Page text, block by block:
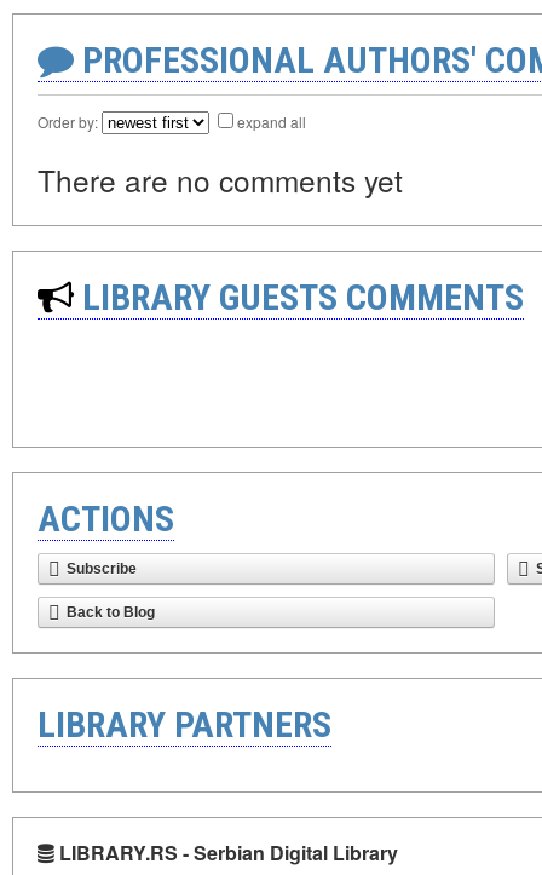
PROFESSIONAL AUTHORS'
Order by: expand all
There are no comments yet
LIBRARY GUESTS COMMENTS
ACTIONS
Subscribe
Back to Blog
LIBRARY PARTNERS
LIBRARY.RS - Serbian Digital Library